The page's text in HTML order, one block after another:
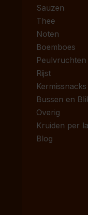
Sauzen
Thee
Noten
Boemboes
Peulvruchten
Rijst
Kermissnacks
Bussen en
Overig
Kruiden per
Blog